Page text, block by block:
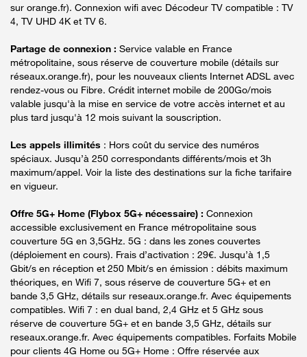
sur orange.fr). Connexion wifi avec Décodeur TV compatible : TV
4, TV UHD 4K et TV 6.
Partage de connexion : Service valable en France
métropolitaine, sous réserve de couverture mobile (détails sur
réseaux.orange.fr), pour les nouveaux clients Internet ADSL avec
rendez-vous ou Fibre. Crédit internet mobile de 200Go/mois
valable jusqu'à la mise en service de votre accès internet et au
plus tard jusqu'à 12 mois suivant la souscription.
Les appels illimités : Hors coût du service des numéros
spéciaux. Jusqu’à 250 correspondants différents/mois et 3h
maximum/appel. Voir la liste des destinations sur la fiche tarifaire
en vigueur.
Offre 5G+ Home (Flybox 5G+ nécessaire) : Connexion
accessible exclusivement en France métropolitaine sous
couverture 5G en 3,5GHz. 5G : dans les zones couvertes
(déploiement en cours). Frais d’activation : 29€. Jusqu’à 1,5
Gbit/s en réception et 250 Mbit/s en émission : débits maximum
théoriques, en Wifi 7, sous réserve de couverture 5G+ et en
bande 3,5 GHz, détails sur reseaux.orange.fr. Avec équipements
compatibles. Wifi 7 : en dual band, 2,4 GHz et 5 GHz sous
réserve de couverture 5G+ et en bande 3,5 GHz, détails sur
reseaux.orange.fr. Avec équipements compatibles. Forfaits Mobile
pour clients 4G Home ou 5G+ Home : Offre réservée aux